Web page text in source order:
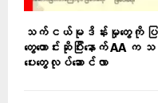
သက်ငယ်မုဒိန်းမှုတွေကို ပြတ်
တွေတောင်းဆိုပြီးနောက် AA
ပေးတွေလုပ်ဆောင်လာ